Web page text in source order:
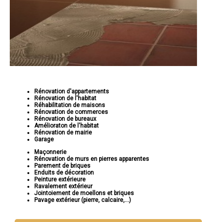
Rénovation d'appartements
Rénovation de l'habitat
Réhabilitation de maisons
Rénovation de commerces
Rénovation de bureaux
Amélioraton de l'habitat
Rénovation de mairie
Garage
Maçonnerie
Rénovation de murs en pierres apparentes
Parement de briques
Enduits de décoration
Peinture extérieure
Ravalement extérieur
Jointoiement de moellons et briques
Pavage extérieur (pierre, calcaire,...)